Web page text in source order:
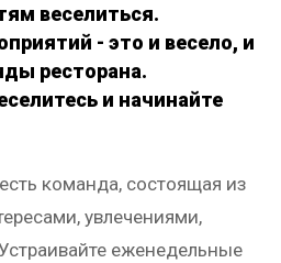
веселиться.
- это и весело, и
ресторана.
и начинайте
команда, состоящая из
увлечениями,
еженедельные